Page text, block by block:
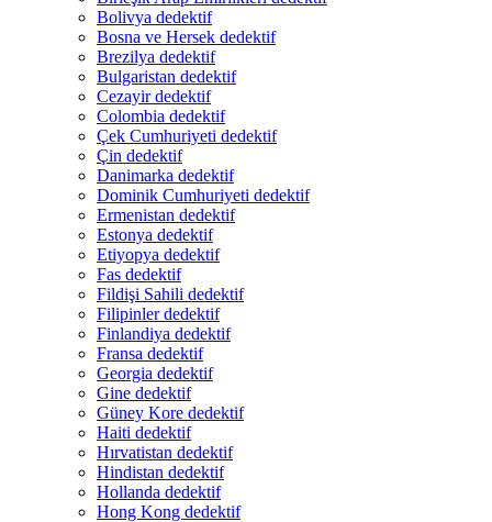
Bolivya dedektif
Bosna ve Hersek dedektif
Brezilya dedektif
Bulgaristan dedektif
Cezayir dedektif
Colombia dedektif
Çek Cumhuriyeti dedektif
Çin dedektif
Danimarka dedektif
Dominik Cumhuriyeti dedektif
Ermenistan dedektif
Estonya dedektif
Etiyopya dedektif
Fas dedektif
Fildişi Sahili dedektif
Filipinler dedektif
Finlandiya dedektif
Fransa dedektif
Georgia dedektif
Gine dedektif
Güney Kore dedektif
Haiti dedektif
Hırvatistan dedektif
Hindistan dedektif
Hollanda dedektif
Hong Kong dedektif